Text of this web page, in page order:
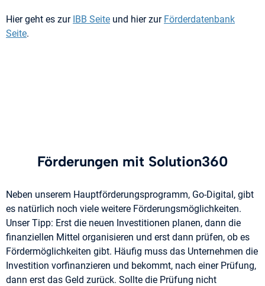
Hier geht es zur IBB Seite und hier zur Förderdatenbank
Seite.
Förderungen mit Solution360
Neben unserem Hauptförderungsprogramm, Go-Digital, gibt
es natürlich noch viele weitere Förderungsmöglichkeiten.
Unser Tipp: Erst die neuen Investitionen planen, dann die
finanziellen Mittel organisieren und erst dann prüfen, ob es
Fördermöglichkeiten gibt. Häufig muss das Unternehmen die
Investition vorfinanzieren und bekommt, nach einer Prüfung,
dann erst das Geld zurück. Sollte die Prüfung nicht